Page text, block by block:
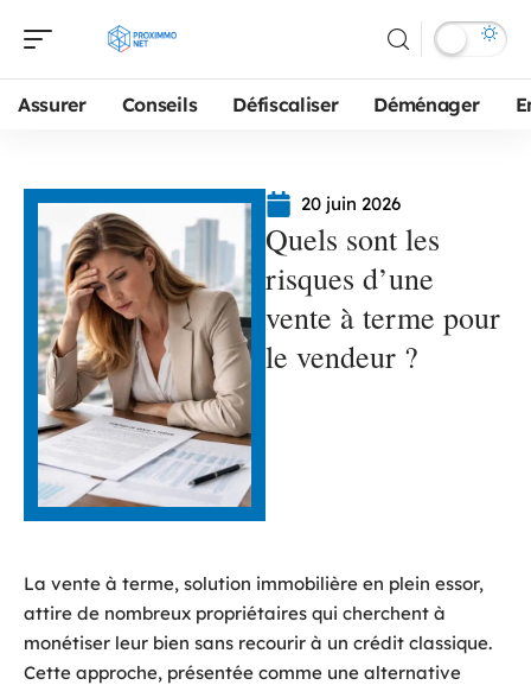
Assurer Conseils Défiscaliser Déménager
20 juin 2026
Quels sont les
risques d’une
vente à terme pour
le vendeur ?
La vente à terme, solution immobilière en plein essor,
attire de nombreux propriétaires qui cherchent à
monétiser leur bien sans recourir à un crédit classique.
Cette approche, présentée comme une alternative